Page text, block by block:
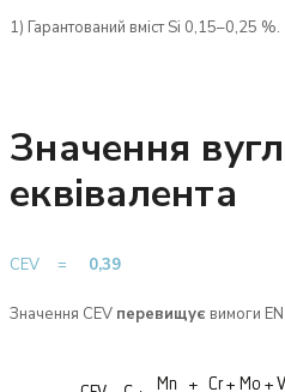
1) Гарантований вміст Si 0,15–0,25 %.
Значення
еквівалента
CEV = 0,39
Значення CEV перевищує вимоги